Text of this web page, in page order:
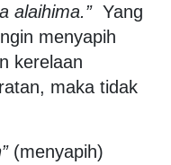
alaihima.” Yang
menyapih
kerelaan
maka tidak
(menyapih)